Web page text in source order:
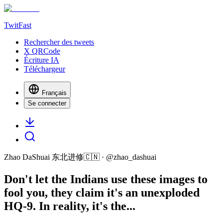
TwitFast
Rechercher des tweets
X QRCode
Écriture IA
Téléchargeur
Français
Se connecter
Zhao DaShuai 东北进修🇨🇳 · @zhao_dashuai
Don't let the Indians use these images to
fool you, they claim it's an unexploded
HQ-9. In reality, it's the...